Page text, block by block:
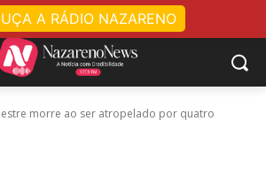
morre ao ser atropelado por quatro
A RÁDIO NAZARENO